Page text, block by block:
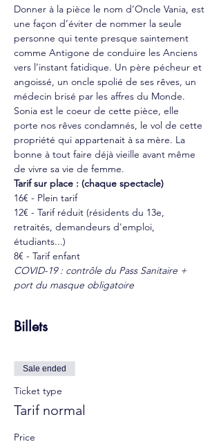
Donner à la pièce le nom d’Oncle Vania, est
une façon d’éviter de nommer la seule
personne qui tente presque saintement
comme Antigone de conduire les Anciens
vers l’instant fatidique. Un père pécheur et
angoissé, un oncle spolié de ses rêves, un
médecin brisé par les affres du Monde.
Sonia est le coeur de cette pièce, elle
porte nos rêves condamnés, le vol de cette
propriété qui appartenait à sa mère. La
bonne à tout faire déjà vieille avant même
de vivre sa vie de femme.
Tarif sur place : (chaque spectacle)
16€ - Plein tarif
12€ - Tarif réduit (résidents du 13e,
retraités, demandeurs d'emploi,
étudiants...)
8€ - Tarif enfant
COVID-19 : contrôle du Pass Sanitaire +
port du masque obligatoire
Billets
Sale ended
Ticket type
Tarif normal
Price